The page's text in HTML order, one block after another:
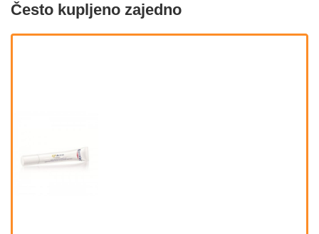
Često kupljeno zajedno